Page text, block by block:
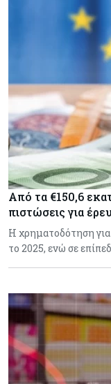
Από τα €150,6
πιστώσεις για
Η χρηματοδότηση
το 2025, ενώ σε